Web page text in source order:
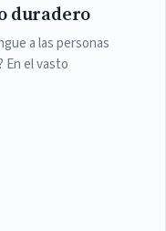
duradero
a las personas
En el vasto